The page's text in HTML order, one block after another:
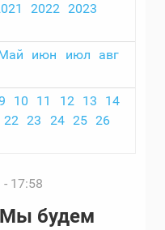
2022 2023
июн июл
авг
10 11 12 13
14
22 23 24 25 26
17:58
будем